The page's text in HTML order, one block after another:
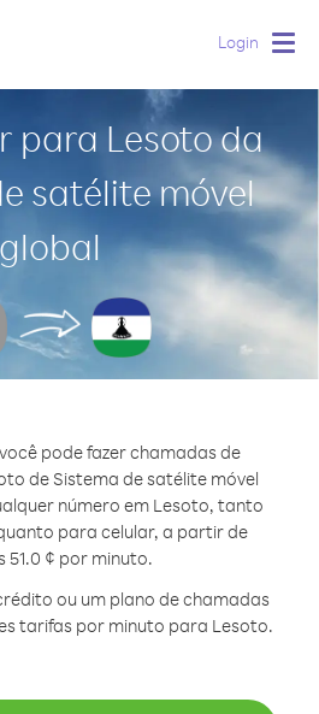
Login
para Lesoto da
satélite móvel
global
pode fazer chamadas de
de Sistema de satélite móvel
número em Lesoto, tanto
para celular, a partir de
51.0 ¢ por minuto.
ou um plano de chamadas
tarifas por minuto para Lesoto.